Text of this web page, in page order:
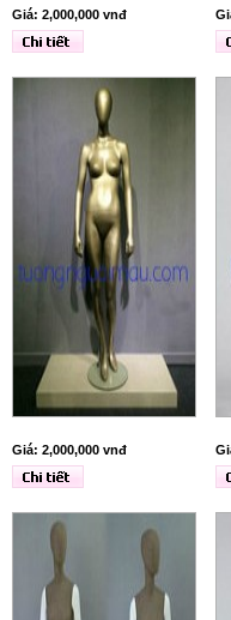
Giá: 2,000,000 vnđ
Giá: 2,000,000 vnđ